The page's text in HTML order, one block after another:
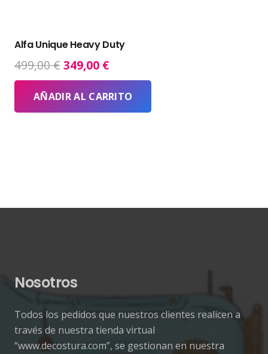
Alfa Unique Heavy Duty
499,00€El
precio
original
era:
349,00 €El
precio
actual
es:
AÑADIR AL CARRITO
Nosotros
Todos los pedidos que nuestros clientes realicen a
través de nuestra tienda virtual
“www.decostura.com”, se gestionan en nuestra